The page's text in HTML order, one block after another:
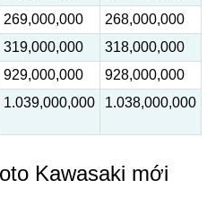
269,000,000
268,000,000
319,000,000
318,000,000
929,000,000
928,000,000
1.039,000,000 1.038,000,000
Kawasaki mới